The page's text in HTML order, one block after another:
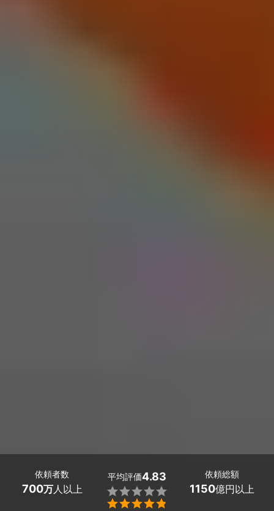
依頼者数
700万人以上
平均評価4.83


依頼総額
1150億円以上